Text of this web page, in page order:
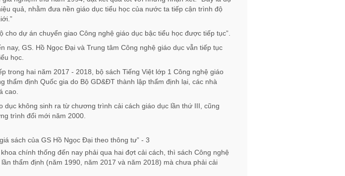
quả, nhằm đưa nền giáo dục tiểu học của nước ta tiếp cận trình độ
cho dự án chuyển giao Công nghệ giáo dục bậc tiểu học được tiếp tục”.
nay, GS. Hồ Ngọc Đại và Trung tâm Công nghệ giáo dục vẫn tiếp tục
học.
trong hai năm 2017 - 2018, bộ sách Tiếng Việt lớp 1 Công nghệ giáo
thẩm định Quốc gia do Bộ GD&ĐT thành lập thẩm định lại, các nhà
cao.
dục không sinh ra từ chương trình cải cách giáo dục lần thứ III, cũng
trình đổi mới năm 2000.
chính thống đến nay phải qua hai đợt cải cách, thì sách Công nghệ
thẩm định (năm 1990, năm 2017 và năm 2018) mà chưa phải cải